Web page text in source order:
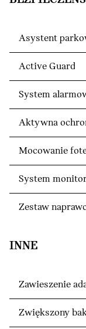
Asystent
Active Guard
System
Aktywna
Mocowanie
System
Zestaw
INNE
Zawieszenie
Zwiększony